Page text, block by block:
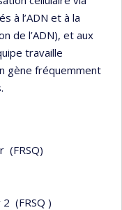
à l’ADN et à la
de l’ADN), et aux
travaille
gène fréquemment
(FRSQ)
(FRSQ )